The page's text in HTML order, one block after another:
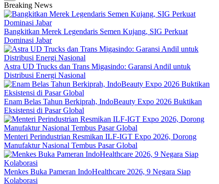
Breaking News
Bangkitkan Merek Legendaris Semen Kujang, SIG Perkuat
Dominasi Jabar
Astra UD Trucks dan Trans Migasindo: Garansi Andil untuk
Distribusi Energi Nasional
Enam Belas Tahun Berkiprah, IndoBeauty Expo 2026 Buktikan
Eksistensi di Pasar Global
Menteri Perindustrian Resmikan ILF-IGT Expo 2026, Dorong
Manufaktur Nasional Tembus Pasar Global
Menkes Buka Pameran IndoHealthcare 2026, 9 Negara Siap
Kolaborasi